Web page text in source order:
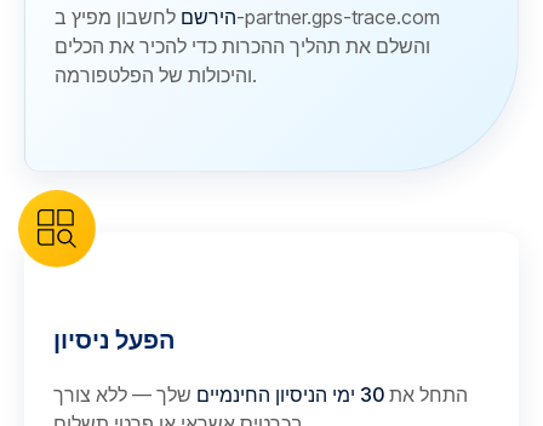
הירשם לחשבון מפיץ ב-partner.gps-trace.com
והשלם את תהליך ההכרות כדי להכיר את הכלים
והיכולות של הפלטפורמה.
הפעל ניסיון
התחל את 30 ימי הניסיון החינמיים
שלך — ללא צורך